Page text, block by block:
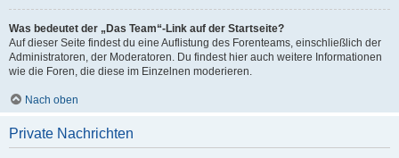
Was bedeutet der „Das Team“-Link auf der Startseite?
Auf dieser Seite findest du eine Auflistung des Forenteams, einschließlich der
Administratoren, der Moderatoren. Du findest hier auch weitere Informationen
wie die Foren, die diese im Einzelnen moderieren.
Nach oben
Private Nachrichten